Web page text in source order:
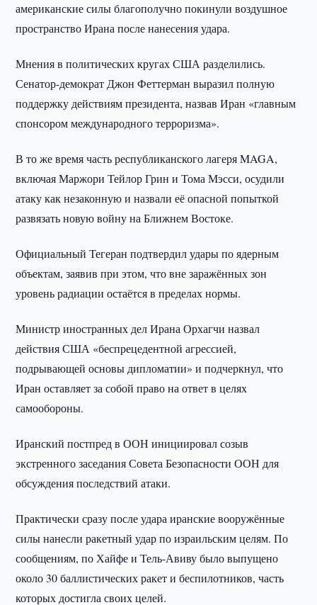
американские силы благополучно покинули воздушное
пространство Ирана после нанесения удара.
Мнения в политических кругах США разделились.
Сенатор-демократ Джон Феттерман выразил полную
поддержку действиям президента, назвав Иран «главным
спонсором международного терроризма».
В то же время часть республиканского лагеря MAGA,
включая Маржори Тейлор Грин и Тома Мэсси, осудили
атаку как незаконную и назвали её опасной попыткой
развязать новую войну на Ближнем Востоке.
Официальный Тегеран подтвердил удары по ядерным
объектам, заявив при этом, что вне заражённых зон
уровень радиации остаётся в пределах нормы.
Министр иностранных дел Ирана Орхагчи назвал
действия США «беспрецедентной агрессией,
подрывающей основы дипломатии» и подчеркнул, что
Иран оставляет за собой право на ответ в целях
самообороны.
Иранский постпред в ООН инициировал созыв
экстренного заседания Совета Безопасности ООН для
обсуждения последствий атаки.
Практически сразу после удара иранские вооружённые
силы нанесли ракетный удар по израильским целям. По
сообщениям, по Хайфе и Тель-Авиву было выпущено
около 30 баллистических ракет и беспилотников, часть
которых достигла своих целей.